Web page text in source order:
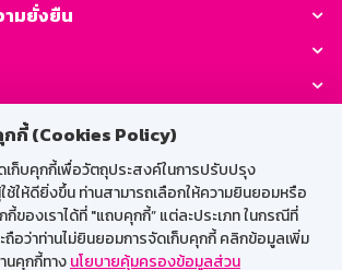
กกี้ (Cookies Policy)
เก็บคุกกี้เพื่อวัตถุประสงค์ในการปรับปรุง
ให้ดียิ่งขึ้น ท่านสามารถเลือกให้ความยินยอมหรือ
ของเราได้ที่ "แถบคุกกี้” แต่ละประเภท ในกรณีที่
ถือว่าท่านไม่ยินยอมการจัดเก็บคุกกี้ คลิกข้อมูลเพิ่ม
นคุกกี้ทางนโยบายคุ้มครองข้อมูลส่วน
มยั่งยืน
GSB Society:
สำหรับพนักงาน